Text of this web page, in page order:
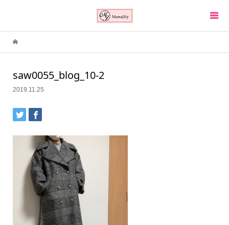
saw0055_blog_10-2
2019.11.25